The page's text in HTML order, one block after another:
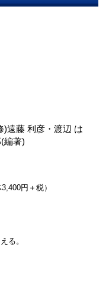
)遠藤 利彦 ・渡辺 は
(編著)
円＋税）
る。